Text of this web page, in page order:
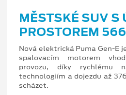
MĚSTSKÉ SUV S
PROSTOREM
Nová elektrická Puma Gen-E
spalovacím motorem
provozu, díky rychlému
technologiím a dojezdu až
scházet.